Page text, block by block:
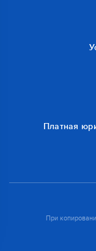
Платная
При